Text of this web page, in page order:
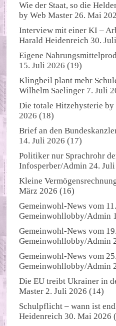
Wie der Staat, so die
byWeb Master 26. Mai
Interview mit einer KI –
Harald Heidenreich 30.
Eigene
15. Juli 2026 (19)
Klingbeil plant mehr
Wilhelm Saelinger 7. Juli
Die totale Hitzehysterie by
2026 (18)
Brief an den
14. Juli 2026 (17)
Politiker nur Sprachrohr
Infosperber/Admin 24.
Kleine
März 2026 (16)
Gemeinwohl-News vom
Gemeinwohllobby/Admin
Gemeinwohl-News vom
Gemeinwohllobby/Admin
Gemeinwohl-News vom
Gemeinwohllobby/Admin
Die EU treibt Ukrainer in
Master 2. Juli 2026 (14)
Schulpflicht – wann ist
Heidenreich 30. Mai 2026